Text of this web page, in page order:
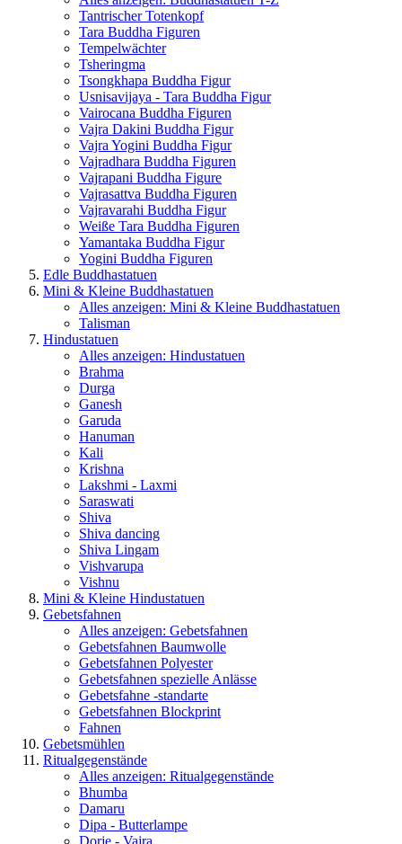
Tantrischer Totenkopf
Tara Buddha Figuren
Tempelwächter
Tsheringma
Tsongkhapa Buddha Figur
Usnisavijaya - Tara Buddha Figur
Vairocana Buddha Figuren
Vajra Dakini Buddha Figur
Vajra Yogini Buddha Figur
Vajradhara Buddha Figuren
Vajrapani Buddha Figure
Vajrasattva Buddha Figuren
Vajravarahi Buddha Figur
Weiße Tara Buddha Figuren
Yamantaka Buddha Figur
Yogini Buddha Figuren
Edle Buddhastatuen
Mini & Kleine Buddhastatuen
Alles anzeigen: Mini & Kleine Buddhastatuen
Talisman
Hindustatuen
Alles anzeigen: Hindustatuen
Brahma
Durga
Ganesh
Garuda
Hanuman
Kali
Krishna
Lakshmi - Laxmi
Saraswati
Shiva
Shiva dancing
Shiva Lingam
Vishvarupa
Vishnu
Mini & Kleine Hindustatuen
Gebetsfahnen
Alles anzeigen: Gebetsfahnen
Gebetsfahnen Baumwolle
Gebetsfahnen Polyester
Gebetsfahnen spezielle Anlässe
Gebetsfahne -standarte
Gebetsfahnen Blockprint
Fahnen
Gebetsmühlen
Ritualgegenstände
Alles anzeigen: Ritualgegenstände
Bhumba
Damaru
Dipa - Butterlampe
Dorje - Vajra